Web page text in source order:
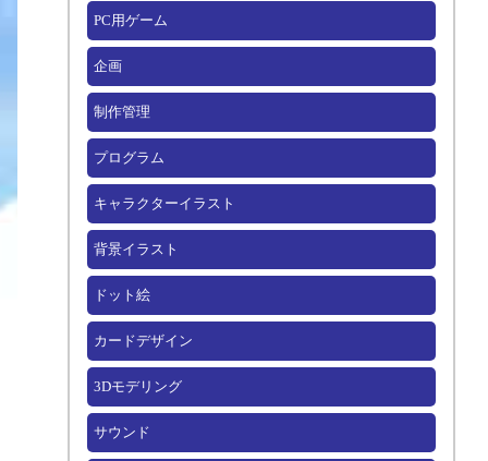
PC用ゲーム
企画
制作管理
プログラム
キャラクターイラスト
背景イラスト
ドット絵
カードデザイン
3Dモデリング
サウンド